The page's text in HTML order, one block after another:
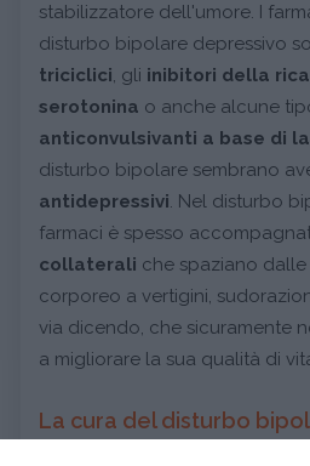
stabilizzatore dell'umore. I
disturbo bipolare depressivo
triciclici, gli inibitori della
serotonina o anche alcune
anticonvulsivanti a base di
disturbo bipolare sembrano
antidepressivi. Nel disturbo
farmaci è spesso
collaterali che spaziano
corporeo a vertigini,
via dicendo, che sicuramente
a migliorare la sua qualità di
La cura del disturbo